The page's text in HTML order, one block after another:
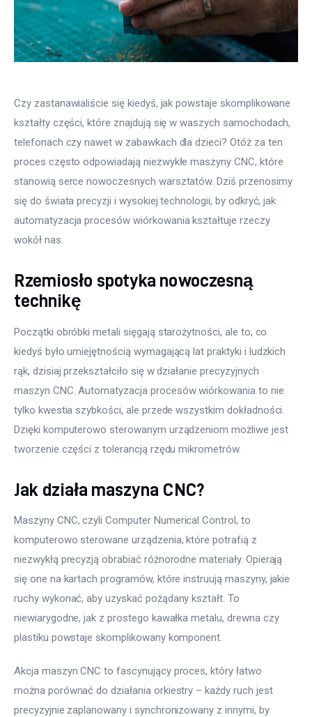
Czy zastanawialiście się kiedyś, jak powstaje skomplikowane
kształty części, które znajdują się w waszych samochodach,
telefonach czy nawet w zabawkach dla dzieci? Otóż za ten
proces często odpowiadają niezwykłe maszyny CNC, które
stanowią serce nowoczesnych warsztatów. Dziś przenosimy
się do świata precyzji i wysokiej technologii, by odkryć, jak
automatyzacja procesów wiórkowania kształtuje rzeczy
wokół nas.
Rzemiosło spotyka nowoczesną
technikę
Początki obróbki metali sięgają starożytności, ale to, co
kiedyś było umiejętnością wymagającą lat praktyki i ludzkich
rąk, dzisiaj przekształciło się w działanie precyzyjnych
maszyn CNC. Automatyzacja procesów wiórkowania to nie
tylko kwestia szybkości, ale przede wszystkim dokładności.
Dzięki komputerowo sterowanym urządzeniom możliwe jest
tworzenie części z tolerancją rzędu mikrometrów.
Jak działa maszyna CNC?
Maszyny CNC, czyli Computer Numerical Control, to
komputerowo sterowane urządzenia, które potrafią z
niezwykłą precyzją obrabiać różnorodne materiały. Opierają
się one na kartach programów, które instruują maszyny, jakie
ruchy wykonać, aby uzyskać pożądany kształt. To
niewiarygodne, jak z prostego kawałka metalu, drewna czy
plastiku powstaje skomplikowany komponent.
Akcja maszyn CNC to fascynujący proces, który łatwo
można porównać do działania orkiestry – każdy ruch jest
precyzyjnie zaplanowany i synchronizowany z innymi, by